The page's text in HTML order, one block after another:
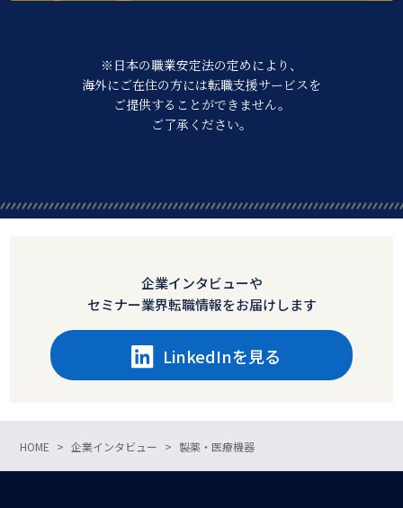
※日本の職業安定法の定めにより、
海外にご在住の方には転職支援サービスを
ご提供することができません。
ご了承ください。
企業インタビューや
セミナー業界転職情報をお届けします
LinkedInを見る
HOME 企業インタビュー 製薬・医療機器